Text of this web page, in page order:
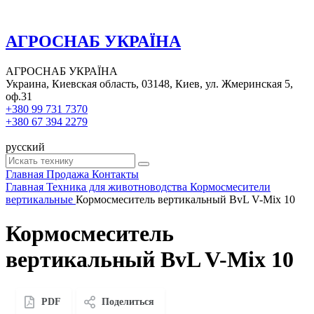
АГРОСНАБ УКРАЇНА
АГРОСНАБ УКРАЇНА
Украина, Киевская область, 03148, Киев, ул. Жмеринская 5,
оф.31
+380 99 731 7370
+380 67 394 2279
русский
Главная Продажа Контакты
Главная Техника для животноводства Кормосмесители
вертикальные Кормосмеситель вертикальный BvL V-Mix 10
Кормосмеситель
вертикальный BvL V-Mix 10
PDF Поделиться